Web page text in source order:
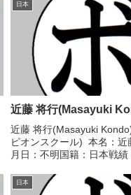
日本
近藤 将行(Masayuki
近藤 将行(Masayuki
ピオンスクール) 本名：近
月日：不明国籍：日本戦績
歴】2016/10/22 ○2RKO
リー)20...
日本